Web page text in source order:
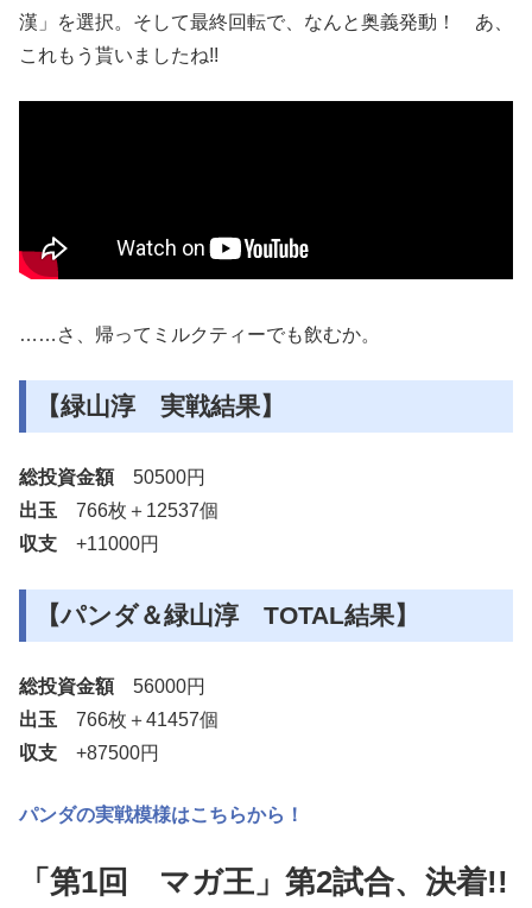
漢」を選択。そして最終回転で、なんと奥義発動！ あ、
これもう貰いましたね!!
……さ、帰ってミルクティーでも飲むか。
【緑山淳 実戦結果】
総投資金額50500円
出玉 766枚＋12537個
収支 +11000円
【パンダ＆緑山淳 TOTAL結果】
総投資金額56000円
出玉 766枚＋41457個
収支 +87500円
パンダの実戦模様はこちらから！
「第1回 マガ王」第2試合、決着!!